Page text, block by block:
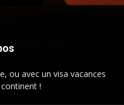
ou avec un visa vacances
!